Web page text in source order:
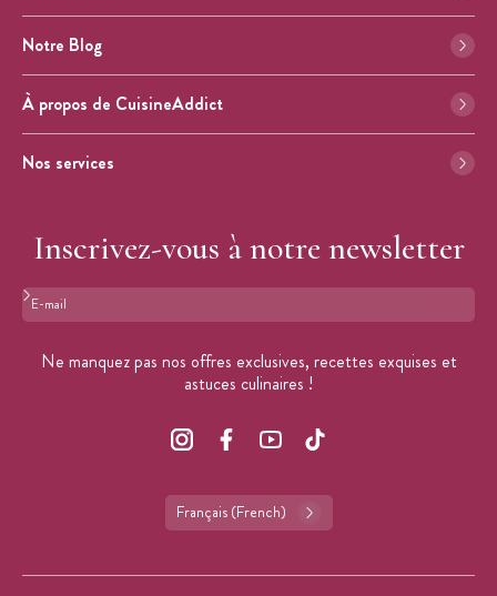
Notre Blog
À propos de CuisineAddict
Nos services
Inscrivez-vous à notre newsletter
Format : adresse@email.com
Ne manquez pas nos offres exclusives, recettes exquises et
astuces culinaires !
Français (French)